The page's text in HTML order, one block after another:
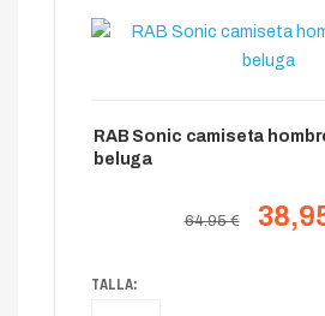
RAB Sonic camiseta
beluga
64.95 €
TALLA: